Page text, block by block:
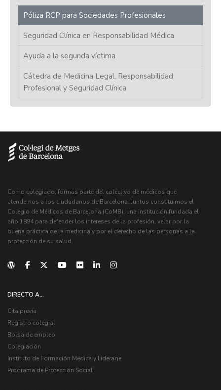
Póliza RCP para Sociedades Profesionales
Seguridad Clínica en Responsabilidad Médica
Ayuda a la segunda víctima
Cátedra de Medicina Legal, Responsabilidad
Profesional y Seguridad Clínica
Como colegiado, formas parte del colectivo de médicos que
atendemos a los ciudadanos de Barcelona. Juntos constituimos el
Colegio de Médicos de Barcelona (CoMB), una institución fundada el
año 1894 para defender los intereses de la profesión, velar por la
buena práctica de la medicina y por el derecho de las personas a la
protección de su salud.
DIRECTO A...
Cita previa
Registro colegial
Bolsa de empleo
Colegiación
Instituto de Formación Médica y Liderage
Programa de Protección Social